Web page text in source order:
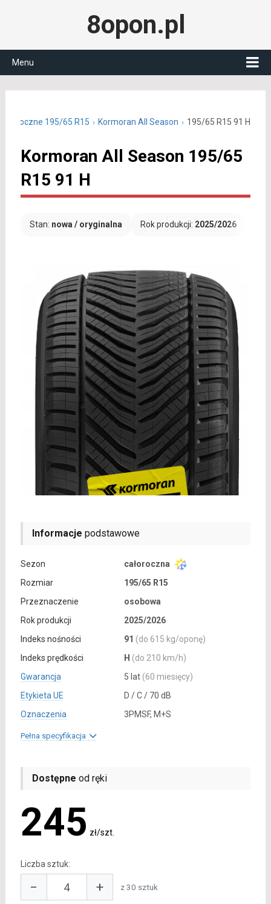
8opon.pl
Menu
195/65 R15 Kormoran All Season 195/65 R15 91 H
Kormoran All Season 195/65
R15 91 H
Stan: nowa / oryginalna Rok produkcji: 2025/2026
Informacje podstawowe
Sezon
całoroczna
Rozmiar
195/65 R15
Przeznaczenie
osobowa
Rok produkcji
2025/2026
Indeks nośności
91 (do 615 kg/oponę)
Indeks prędkości
H (do 210 km/h)
Gwarancja
5 lat (60 miesięcy)
Etykieta UE
D / C / 70 dB
Oznaczenia
3PMSF, M+S
Pełna specyfikacja
Dostępne od ręki
245 zł/szt.
Liczba sztuk:
− + z 30 sztuk